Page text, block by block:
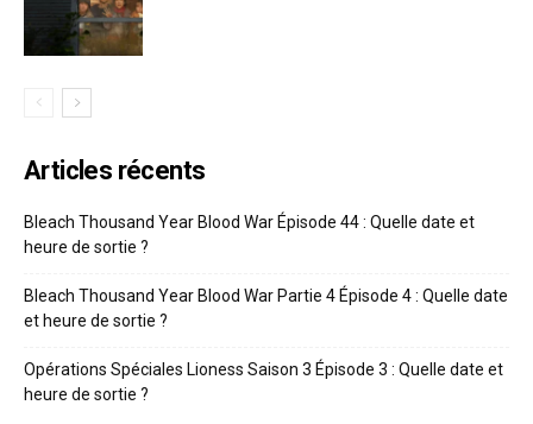
Articles récents
Bleach Thousand Year Blood War Épisode 44 : Quelle date et
heure de sortie ?
Bleach Thousand Year Blood War Partie 4 Épisode 4 : Quelle date
et heure de sortie ?
Opérations Spéciales Lioness Saison 3 Épisode 3 : Quelle date et
heure de sortie ?